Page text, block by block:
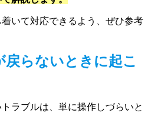
いて対応できるよう、ぜひ参考
戻らないときに起こ
ラブルは、単に操作しづらいと